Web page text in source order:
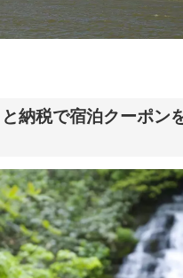
納税で宿泊クーポン